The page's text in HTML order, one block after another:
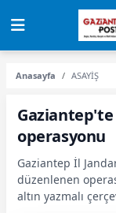
Anasayfa ASAYİŞ
operasyonu
Gaziantep İl
düzenlenen
altın yazmalı